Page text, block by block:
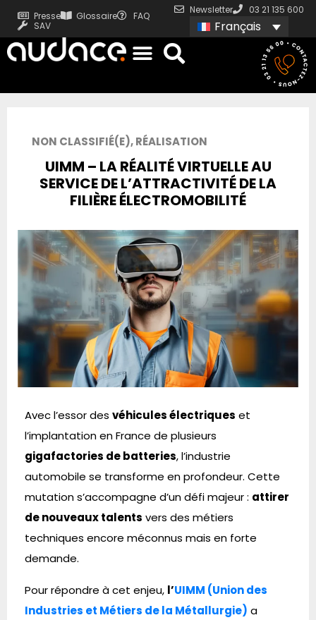
Presse Glossaire
FAQ
SAV
Newsletter 03 21 135 600
Français
NON CLASSIFIÉ(E),RÉALISATION
UIMM – LA RÉALITÉ VIRTUELLE AU
SERVICE DE L’ATTRACTIVITÉ DE LA
FILIÈRE ÉLECTROMOBILITÉ
Avec l’essor des véhicules électriques et
l’implantation en France de plusieurs
gigafactories de batteries, l’industrie
automobile se transforme en profondeur. Cette
mutation s’accompagne d’un défi majeur : attirer
de nouveaux talents vers des métiers
techniques encore méconnus mais en forte
demande.
Pour répondre à cet enjeu, l’UIMM (Union des
Industries et Métiers de la Métallurgie) a